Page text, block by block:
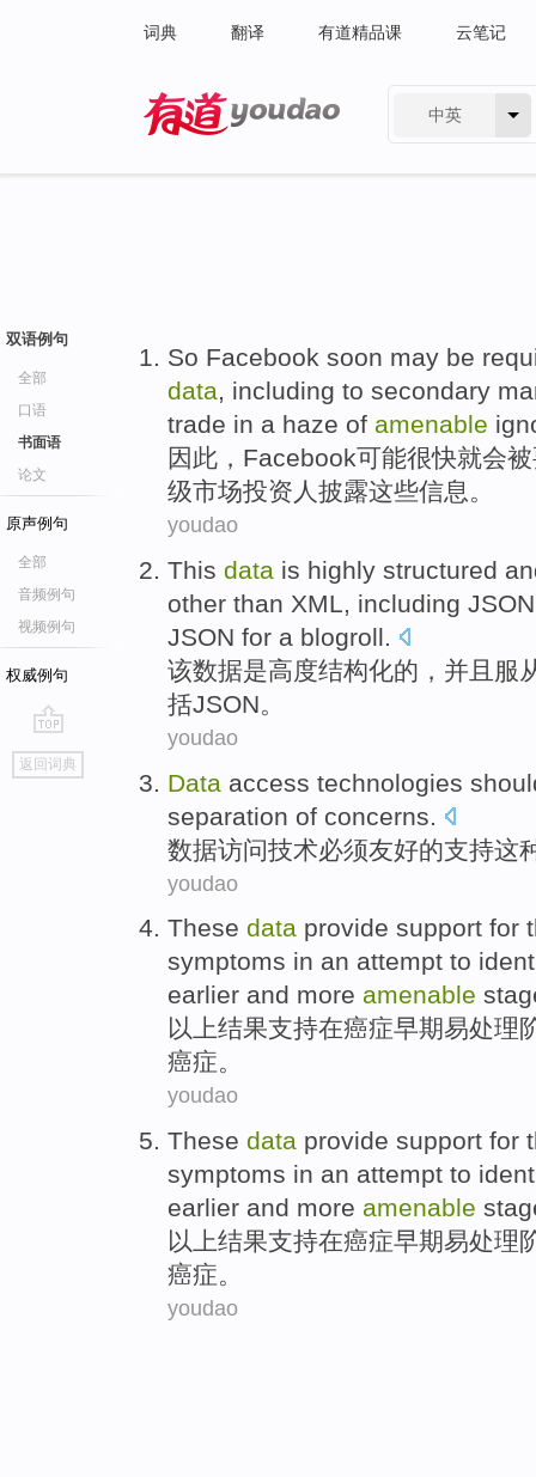
词典 翻译 有道精品课 云笔记
中英
双语例句
全部
口语
书面语
论文
原声例句
全部
音频例句
视频例句
权威例句
go
top
返回词典
So Facebook soon may be
data, including to secondary
trade in a haze of amenable
因此 ， Facebook可能很快就会被
级市场投资人 披露这些信息。
youdao
This data is highly structured
other than XML, including JSON
JSON for a blogroll.
该数据是高度结构化的 ，并且 服
括JSON。
youdao
Data access technologies
separation of concerns.
数据访问技术必须友好的支持这
youdao
These data provide support for
symptoms in an attempt to
earlier and more amenable
以上结果支持在癌症早期易处理
癌症。
youdao
These data provide support for
symptoms in an attempt to
earlier and more amenable
以上结果支持在癌症早期易处理
癌症。
youdao